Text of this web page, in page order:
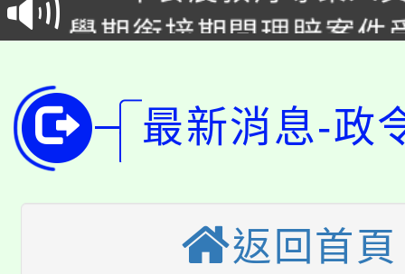
程
學期銜接期間理賠案件
版
公告本校115學年度第
代理(課)教師甄選結果(
「2026金融保險知識
車」活動
桃園市115學年度學生
生本土語及新住民語歌
公告本校115學年度第
最新消息-政
返回首頁